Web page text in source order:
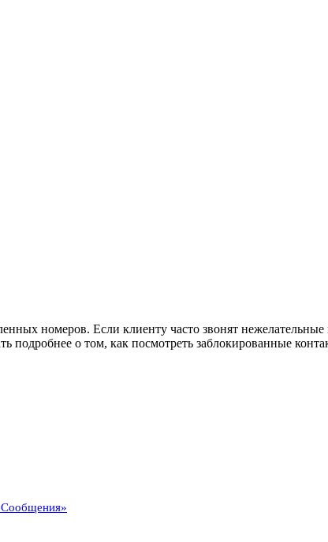
номеров. Если клиенту часто звонят
подробнее о том, как посмотреть заблокированные